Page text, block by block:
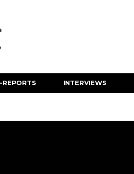
REPORTS INTERVIEWS